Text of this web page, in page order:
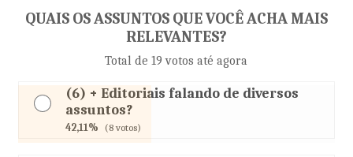
QUAIS OS ASSUNTOS QUE VOCÊ ACHA MAIS
RELEVANTES?
Total de 19 votos até agora
(6) + Editoriais falando de diversos
assuntos?
42,11% (8 votos)